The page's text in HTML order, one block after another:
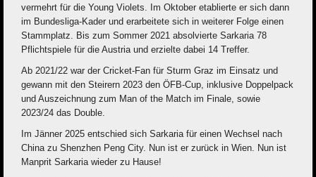
vermehrt für die Young Violets. Im Oktober etablierte er sich dann
im Bundesliga-Kader und erarbeitete sich in weiterer Folge einen
Stammplatz. Bis zum Sommer 2021 absolvierte Sarkaria 78
Pflichtspiele für die Austria und erzielte dabei 14 Treffer.
Ab 2021/22 war der Cricket-Fan für Sturm Graz im Einsatz und
gewann mit den Steirern 2023 den ÖFB-Cup, inklusive Doppelpack
und Auszeichnung zum Man of the Match im Finale, sowie
2023/24 das Double.
Im Jänner 2025 entschied sich Sarkaria für einen Wechsel nach
China zu Shenzhen Peng City. Nun ist er zurück in Wien. Nun ist
Manprit Sarkaria wieder zu Hause!